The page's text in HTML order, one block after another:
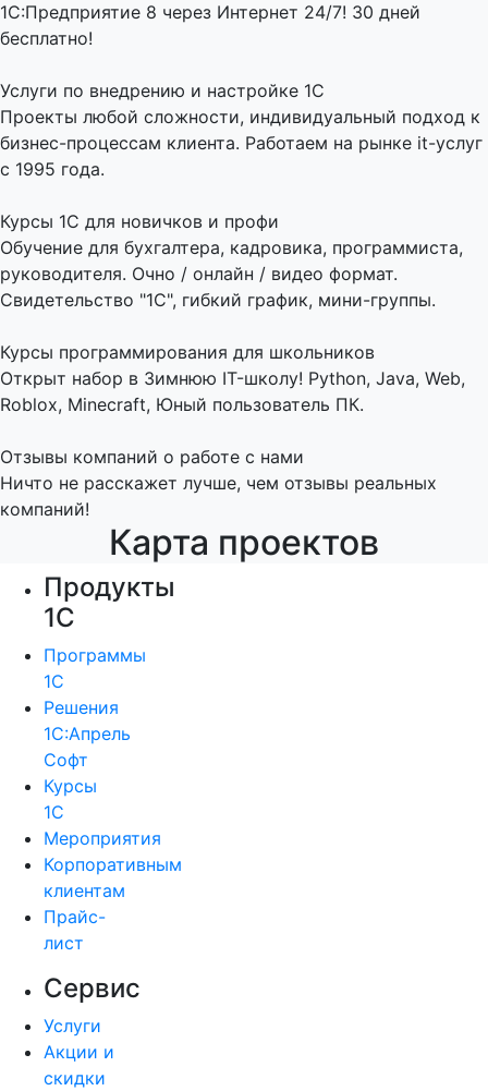
1С:Предприятие 8 через Интернет 24/7! 30 дней
бесплатно!
Услуги по внедрению и настройке 1С
Проекты любой сложности, индивидуальный подход к
бизнес-процессам клиента. Работаем на рынке it-услуг
с 1995 года.
Курсы 1С для новичков и профи
Обучение для бухгалтера, кадровика, программиста,
руководителя. Очно / онлайн / видео формат.
Свидетельство "1С", гибкий график, мини-группы.
Курсы программирования для школьников
Открыт набор в Зимнюю IT-школу! Python, Java, Web,
Roblox, Minecraft, Юный пользователь ПК.
Отзывы компаний о работе с нами
Ничто не расскажет лучше, чем отзывы реальных
компаний!
Карта проектов
Продукты
1С
Программы
1С
Решения
1С:Апрель
Софт
Курсы
1С
Мероприятия
Корпоративным
клиентам
Прайс-
лист
Сервис
Услуги
Акции и
скидки